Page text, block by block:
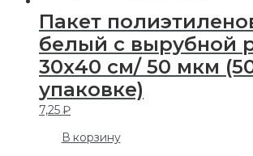
Пакет
белый с вырубной
30х40 см/ 50 мкм
упаковке)
7,25₽
В корзину